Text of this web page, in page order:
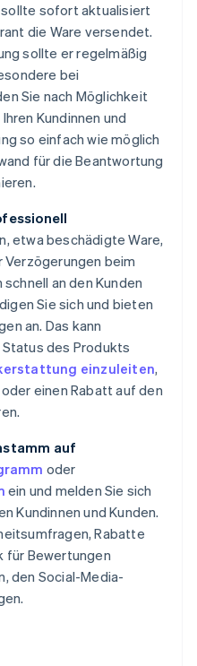
sofort aktualisiert
die Ware versendet.
sollte er regelmäßig
bei
Sie nach Möglichkeit
Ihren Kundinnen und
so einfach wie möglich
für die Beantwortung
etwa beschädigte Ware,
beim
an den Kunden
Sie sich und bieten
an. Das kann
des Produkts
einzuleiten,
einen Rabatt auf den
auf
oder
ein und melden Sie sich
Kundinnen und Kunden.
Rabatte
für Bewertungen
den Social-Media-